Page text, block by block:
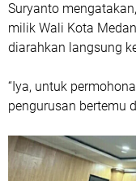
Suryanto
milik Wali Kota
diarahkan langsung
“Iya, untuk
pengurusan bertemu